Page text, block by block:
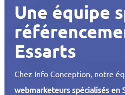
Une équipe
Essarts
Chez Info Conception, notre
webmarketeurs spécialisés en